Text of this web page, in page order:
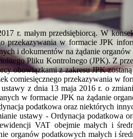
r. małym przedsiębiorcą. W
przekazywania w formacie JPK
i dokumentów na żądanie
Pliku Kontrolnego (JPK). Z
obowiązkami z zakresu JPK
comiesięcznego przekazywania w
z dnia 13 maja 2016 r. o
w formacie JPK na żądanie
podatkowa oraz niektórych
ustawy - Ordynacja podatkowa
VAT obejmie małych i
organów podatkowych małych i